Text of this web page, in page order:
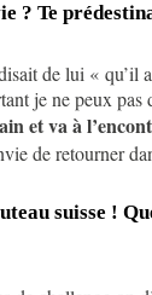
? Te
de lui « qu’il
je ne peux
et va à
de retourner
suisse !